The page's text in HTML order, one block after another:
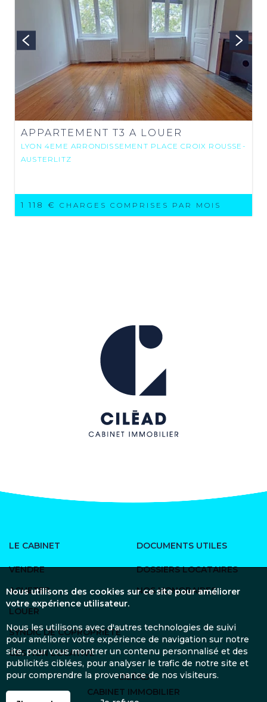
APPARTEMENT T3 A LOUER
LYON 4EME ARRONDISSEMENT PLACE CROIX ROUSSE-
AUSTERLITZ
1 118 € CHARGES COMPRISES PAR MOIS
LE CABINET
VENDRE
ACHETER
LOUER
SYNDIC DE COPROPRIÉTÉ
GESTION LOCATIVE
DOCUMENTS UTILES
DOSSIERS LOCATAIRES
NOS HONORAIRES
CILÉAD
CABINET IMMOBILIER
Nous utilisons des cookies sur ce site pour améliorer
votre expérience utilisateur.
Nous les utilisons avec d'autres technologies de suivi
pour améliorer votre expérience de navigation sur notre
site, pour vous montrer un contenu personnalisé et des
publicités ciblées, pour analyser le trafic de notre site et
pour comprendre la provenance de nos visiteurs.